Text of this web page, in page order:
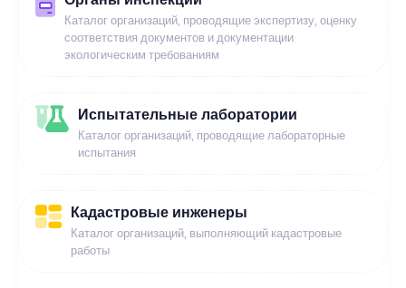
Каталог организаций, проводящие экспертизу, оценку
соответствия документов и документации
экологическим требованиям
Испытательные лаборатории
Каталог организаций, проводящие лабораторные
испытания
Кадастровые инженеры
Каталог организаций, выполняющий кадастровые
работы